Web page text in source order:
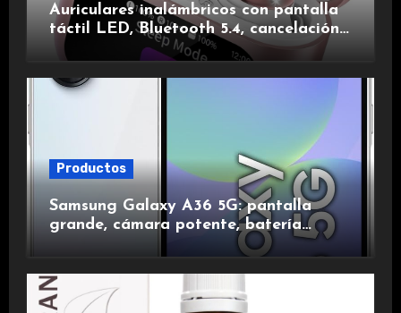
Auriculares inalámbricos con pantalla
táctil LED, Bluetooth 5.4, cancelación
de ruido, impermeables y de larga
duración.
Productos
Samsung Galaxy A36 5G: pantalla
grande, cámara potente, batería
duradera y carga rápida para una
experiencia premium.